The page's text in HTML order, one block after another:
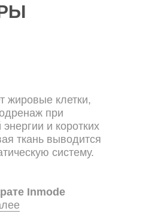
жировые клетки,
при
и коротких
ткань выводится
систему.
Inmode